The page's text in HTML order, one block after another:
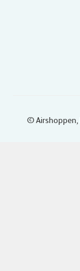
© Airshoppen